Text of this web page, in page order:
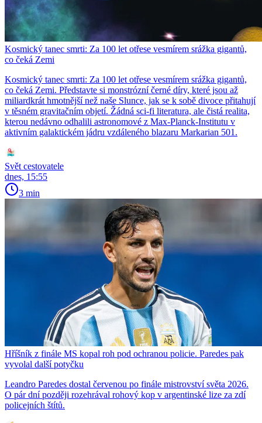
Kosmický tanec smrti: Za 100 let otřese vesmírem srážka gigantů,
co čeká Zemi
Kosmický tanec smrti: Za 100 let otřese vesmírem srážka gigantů,
co čeká Zemi. Představte si monstrózní černé díry, které jsou až
miliardkrát hmotnější než naše Slunce, jak se k sobě divoce přitahují
v těsném gravitačním objetí. Žádná sci-fi literatura, ale čistá realita,
kterou nedávno odhalili astronomové z Max-Planck-Institutu v
aktivním galaktickém jádru vzdáleného blazaru Markarian 501.
Svět cestovatele
dnes, 15:55
3 min
Hříšník z finále MS kopal roh pod ochranou policie. Paredes pak
vyvolal další potyčku
Leandro Paredes dostal červenou po finále mistrovství světa 2026.
O pár dní později rozehrával rohový kop v argentinské lize za zdí
policejních štítů.